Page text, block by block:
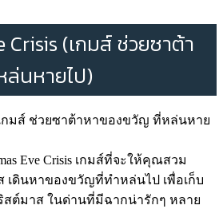
Crisis (เกมส์ ช่วยซาต้า
นหายไป)
Eve Crisis เกมส์ที่จะให้คุณสวม
เดินหาของขวัญที่ทำหล่นไป เพื่อเก็บ
สต์มาส ในด่านที่มีฉากน่ารักๆ หลาย